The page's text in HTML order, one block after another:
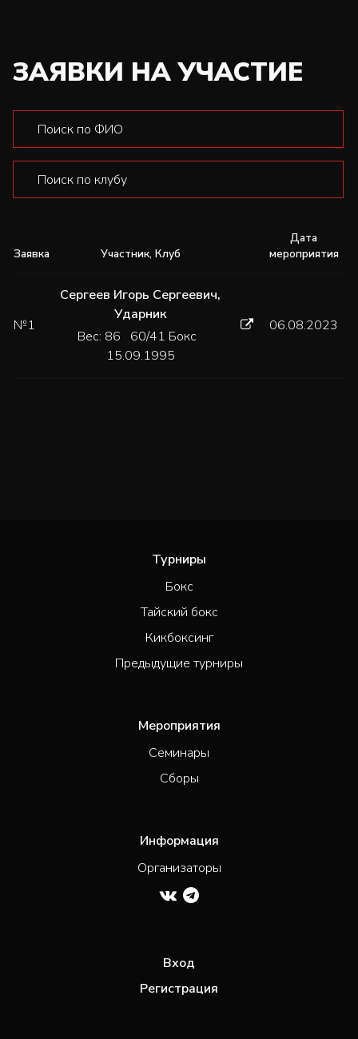
ЗАЯВКИ НА УЧАСТИЕ
Заявка Участник, Клуб
Дата
мероприятия
№1
Сергеев Игорь Сергеевич,
Ударник
Вес: 86 60/41 Бокс
15.09.1995
06.08.2023
Турниры
Бокс
Тайский бокс
Кикбоксинг
Предыдущие турниры
Мероприятия
Семинары
Сборы
Информация
Организаторы
Вход
Регистрация